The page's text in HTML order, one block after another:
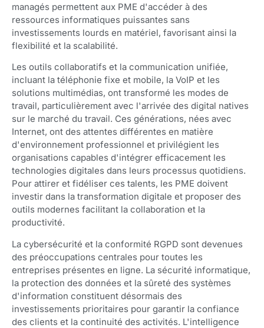
managés permettent aux PME d'accéder à des
ressources informatiques puissantes sans
investissements lourds en matériel, favorisant ainsi la
flexibilité et la scalabilité.
Les outils collaboratifs et la communication unifiée,
incluant la téléphonie fixe et mobile, la VoIP et les
solutions multimédias, ont transformé les modes de
travail, particulièrement avec l'arrivée des digital natives
sur le marché du travail. Ces générations, nées avec
Internet, ont des attentes différentes en matière
d'environnement professionnel et privilégient les
organisations capables d'intégrer efficacement les
technologies digitales dans leurs processus quotidiens.
Pour attirer et fidéliser ces talents, les PME doivent
investir dans la transformation digitale et proposer des
outils modernes facilitant la collaboration et la
productivité.
La cybersécurité et la conformité RGPD sont devenues
des préoccupations centrales pour toutes les
entreprises présentes en ligne. La sécurité informatique,
la protection des données et la sûreté des systèmes
d'information constituent désormais des
investissements prioritaires pour garantir la confiance
des clients et la continuité des activités. L'intelligence